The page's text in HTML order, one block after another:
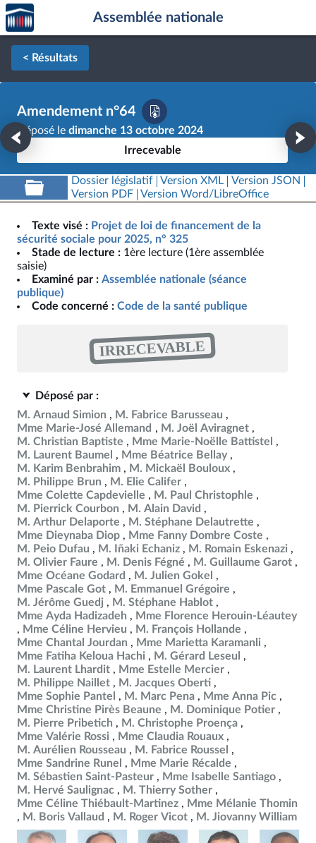
Aller au contenu
Aller en bas de la page
Accèder
à la
page
d'accueil
Assemblée nationale
< Résultats
Amendement n°64
Déposé le dimanche 13 octobre 2024
Irrecevable
Dossier législatif Version XML
Version JSON
Version PDF
Version Word/LibreOffice
Texte visé : Projet de loi de financement de la
sécurité sociale pour 2025, n° 325
Stade de lecture : 1ère lecture (1ère assemblée
saisie)
Examiné par : Assemblée nationale (séance
publique)
Code concerné : Code de la santé publique
IRRECEVABLE
Déposé par :
M. Arnaud Simion
M. Fabrice Barusseau
Mme Marie-José Allemand
M. Joël Aviragnet
M. Christian Baptiste
Mme Marie-Noëlle Battistel
M. Laurent Baumel
Mme Béatrice Bellay
M. Karim Benbrahim
M. Mickaël Bouloux
M. Philippe Brun
M. Elie Califer
Mme Colette Capdevielle
M. Paul Christophle
M. Pierrick Courbon
M. Alain David
M. Arthur Delaporte
M. Stéphane Delautrette
Mme Dieynaba Diop
Mme Fanny Dombre Coste
M. Peio Dufau
M. Iñaki Echaniz
M. Romain Eskenazi
M. Olivier Faure
M. Denis Fégné
M. Guillaume Garot
Mme Océane Godard
M. Julien Gokel
Mme Pascale Got
M. Emmanuel Grégoire
M. Jérôme Guedj
M. Stéphane Hablot
Mme Ayda Hadizadeh
Mme Florence Herouin-Léautey
Mme Céline Hervieu
M. François Hollande
Mme Chantal Jourdan
Mme Marietta Karamanli
Mme Fatiha Keloua Hachi
M. Gérard Leseul
M. Laurent Lhardit
Mme Estelle Mercier
M. Philippe Naillet
M. Jacques Oberti
Mme Sophie Pantel
M. Marc Pena
Mme Anna Pic
Mme Christine Pirès Beaune
M. Dominique Potier
M. Pierre Pribetich
M. Christophe Proença
Mme Valérie Rossi
Mme Claudia Rouaux
M. Aurélien Rousseau
M. Fabrice Roussel
Mme Sandrine Runel
Mme Marie Récalde
M. Sébastien Saint-Pasteur
Mme Isabelle Santiago
M. Hervé Saulignac
M. Thierry Sother
Mme Céline Thiébault-Martinez
Mme Mélanie Thomin
M. Boris Vallaud
M. Roger Vicot M. Jiovanny William